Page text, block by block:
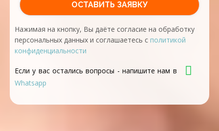
Нажимая на кнопку, Вы даёте согласие на обработку
персональных данных и соглашаетесь с политикой
конфиденциальности
Если у вас остались вопросы - напишите нам в
Whatsapp